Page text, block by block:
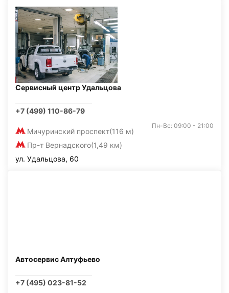
Сервисный центр Удальцова
+7 (499) 110-86-79
Мичуринский проспект(116 м)
Пр-т Вернадского(1,49 км)
Пн-Вс: 09:00 - 21:00
ул. Удальцова, 60
Автосервис Алтуфьево
+7 (495) 023-81-52